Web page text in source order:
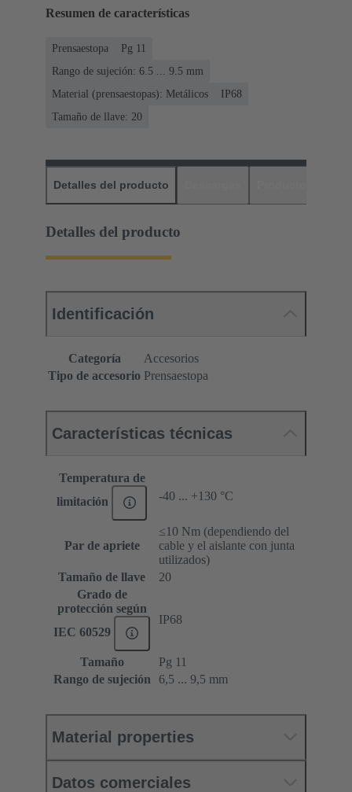
Resumen de características
Prensaestopa
Pg 11
Rango de sujeción: 6.5 ... 9.5 mm
Material (prensaestopas): Metálicos
IP68
Tamaño de llave: 20
Detalles del producto
Detalles del producto
Identificación
Categoría
Accesorios
Tipo de accesorio Prensaestopa
Características técnicas
Temperatura de
limitación
-40 ... +130 °C
Par de apriete
≤10 Nm (dependiendo del
cable y el aislante con junta
utilizados)
Tamaño de llave
20
Grado de
protección según
IEC 60529
IP68
Tamaño
Pg 11
Rango de sujeción
6,5 ... 9,5 mm
Material properties
Datos comerciales